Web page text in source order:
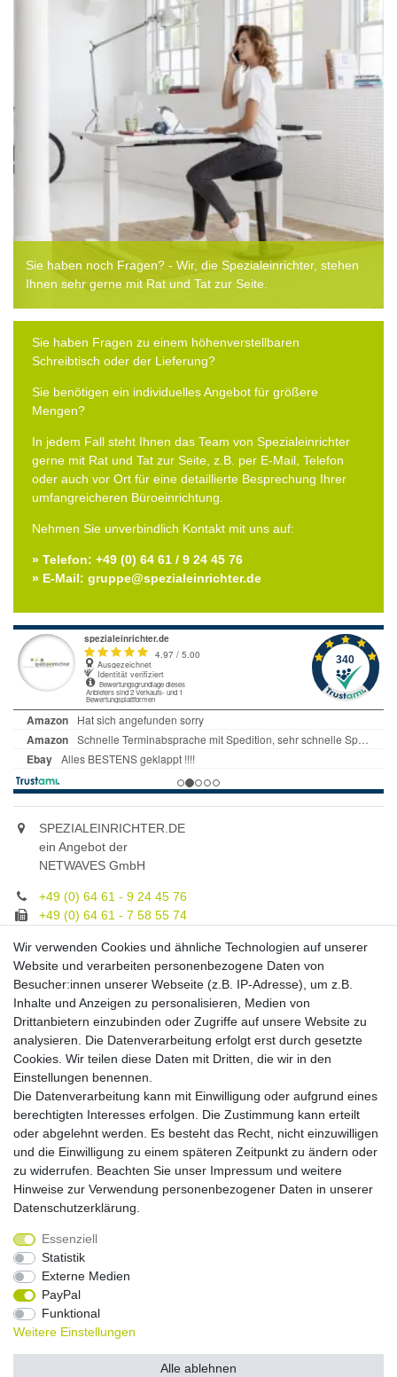
Sie haben noch Fragen? - Wir, die Spezialeinrichter, stehen
Ihnen sehr gerne mit Rat und Tat zur Seite.
Sie haben Fragen zu einem höhenverstellbaren
Schreibtisch oder der Lieferung?
Sie benötigen ein individuelles Angebot für größere
Mengen?
In jedem Fall steht Ihnen das Team von Spezialeinrichter
gerne mit Rat und Tat zur Seite, z.B. per E-Mail, Telefon
oder auch vor Ort für eine detaillierte Besprechung Ihrer
umfangreicheren Büroeinrichtung.
Nehmen Sie unverbindlich Kontakt mit uns auf:
» Telefon: +49 (0) 64 61 / 9 24 45 76
» E-Mail: gruppe@spezialeinrichter.de
SPEZIALEINRICHTER.DE
ein Angebot der
NETWAVES GmbH
+49 (0) 64 61 - 9 24 45 76
+49 (0) 64 61 - 7 58 55 74
Unsere Fachberatung:
Montag - Freitag, 9.00 - 21.00
Zahlungsmöglichkeiten
Versandkosten
Versandarten
Auslandsversand, Hochgebirgs- oder
Insellieferung
Widerrufs­recht
Daten­schutz­erklärung
Wir verwenden Cookies und ähnliche Technologien auf unserer
Website und verarbeiten personenbezogene Daten von
Besucher:innen unserer Webseite (z.B. IP-Adresse), um z.B.
Inhalte und Anzeigen zu personalisieren, Medien von
Drittanbietern einzubinden oder Zugriffe auf unsere Website zu
analysieren. Die Datenverarbeitung erfolgt erst durch gesetzte
Cookies. Wir teilen diese Daten mit Dritten, die wir in den
Einstellungen benennen.
Die Datenverarbeitung kann mit Einwilligung oder aufgrund eines
berechtigten Interesses erfolgen. Die Zustimmung kann erteilt
oder abgelehnt werden. Es besteht das Recht, nicht einzuwilligen
und die Einwilligung zu einem späteren Zeitpunkt zu ändern oder
zu widerrufen. Beachten Sie unser Impressum und weitere
Hinweise zur Verwendung personenbezogener Daten in unserer
Daten­schutz­erklärung
Essenziell
Statistik
Externe Medien
PayPal
Funktional
Weitere Einstellungen
Alle ablehnen